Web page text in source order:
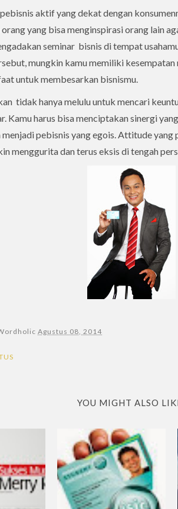
aktif yang dekat dengan
yang bisa menginspirasi orang lain
seminar bisnis di tempat
mungkin kamu memiliki
untuk membesarkan bisnismu.
tidak hanya melulu untuk mencari
Kamu harus bisa menciptakan sinergi
menjadi pebisnis yang egois. Attitude
menggurita dan terus eksis di tengah
Agustus 08, 2014
YOU MIGHT ALSO